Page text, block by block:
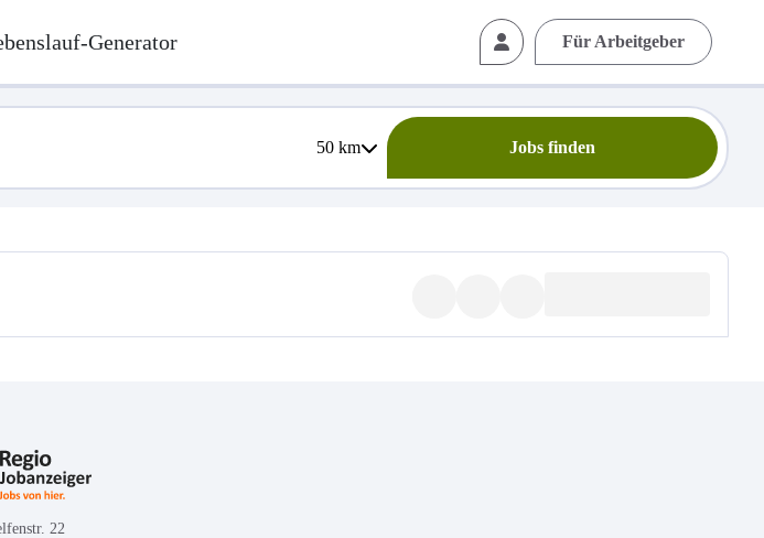
Generator Für Arbeitgeber
50km Jobs finden
22